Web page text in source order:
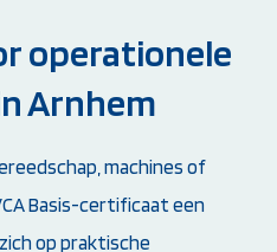
operationele
Arnhem
machines of
Basis-certificaat een
op praktische